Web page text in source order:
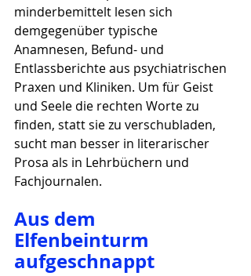
minderbemittelt lesen sich
demgegenüber typische
Anamnesen, Befund- und
Entlassberichte aus psychiatrischen
Praxen und Kliniken. Um für Geist
und Seele die rechten Worte zu
finden, statt sie zu verschubladen,
sucht man besser in literarischer
Prosa als in Lehrbüchern und
Fachjournalen.
Aus dem
Elfenbeinturm
aufgeschnappt